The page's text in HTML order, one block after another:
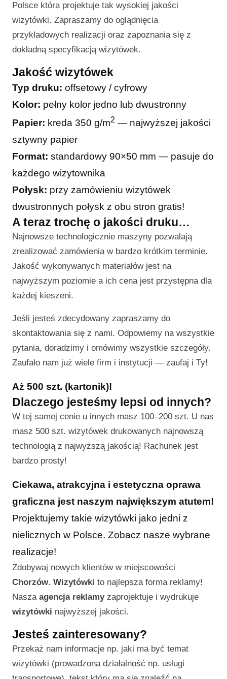
Polsce która projektuje tak wysokiej jakości
wizytówki. Zapraszamy do oglądnięcia
przykładowych realizacji oraz zapoznania się z
dokładną specyfikacją wizytówek.
Jakość wizytówek
Typ druku: offsetowy / cyfrowy
Kolor: pełny kolor jedno lub dwustronny
Papier: kreda 350 g/m2 — najwyższej jakości
sztywny papier
Format: standardowy 90×50 mm — pasuje do
każdego wizytownika
Połysk: przy zamówieniu wizytówek
dwustronnych połysk z obu stron gratis!
A teraz trochę o jakości druku…
Najnowsze technologicznie maszyny pozwalają
zrealizować zamówienia w bardzo krótkim terminie.
Jakość wykonywanych materiałów jest na
najwyższym poziomie a ich cena jest przystępna dla
każdej kieszeni.
Jeśli jesteś zdecydowany zapraszamy do
skontaktowania się z nami. Odpowiemy na wszystkie
pytania, doradzimy i omówimy wszystkie szczegóły.
Zaufało nam już wiele firm i instytucji — zaufaj i Ty!
Aż 500 szt. (kartonik)!
Dlaczego jesteśmy lepsi od innych?
W tej samej cenie u innych masz 100–200 szt. U nas
masz 500 szt. wizytówek drukowanych najnowszą
technologią z najwyższą jakością! Rachunek jest
bardzo prosty!
Ciekawa, atrakcyjna i estetyczna oprawa
graficzna jest naszym największym atutem!
Projektujemy takie wizytówki jako jedni z
nielicznych w Polsce. Zobacz nasze wybrane
realizacje!
Zdobywaj nowych klientów w miejscowości
Chorzów. Wizytówki to najlepsza forma reklamy!
Nasza agencja reklamyzaprojektuje i wydrukuje
wizytówki najwyższej jakości.
Jesteś zainteresowany?
Przekaż nam informacje np. jaki ma być temat
wizytówki (prowadzona działalność np. usługi